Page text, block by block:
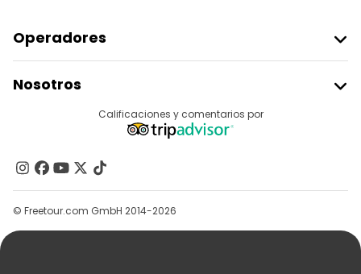
Operadores
Acceder Como Proveedor
Programa De Afiliados
Nosotros
Contacto
Grupos
Ayuda
Calificaciones y comentarios por
© Freetour.com GmbH 2014-2026